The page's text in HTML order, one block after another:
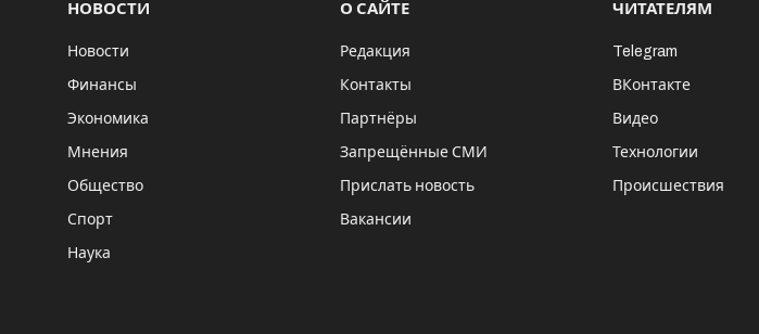
НОВОСТИ
Новости
Финансы
Экономика
Мнения
Общество
Спорт
Наука
О САЙТЕ
Редакция
Контакты
Партнёры
Запрещённые СМИ
Прислать новость
Вакансии
ЧИТАТЕЛЯМ
Telegram
ВКонтакте
Видео
Технологии
Происшествия